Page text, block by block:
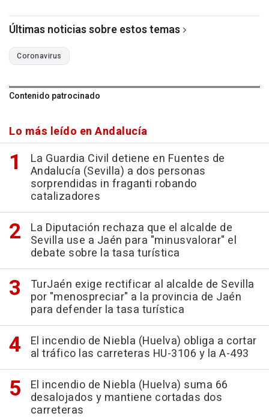
Últimas noticias sobre estos temas
Coronavirus
Contenido patrocinado
Lo más leído en Andalucía
La Guardia Civil detiene en Fuentes de
Andalucía (Sevilla) a dos personas
sorprendidas in fraganti robando
catalizadores
La Diputación rechaza que el alcalde de
Sevilla use a Jaén para "minusvalorar" el
debate sobre la tasa turística
TurJaén exige rectificar al alcalde de Sevilla
por "menospreciar" a la provincia de Jaén
para defender la tasa turística
El incendio de Niebla (Huelva) obliga a cortar
al tráfico las carreteras HU-3106 y la A-493
El incendio de Niebla (Huelva) suma 66
desalojados y mantiene cortadas dos
carreteras